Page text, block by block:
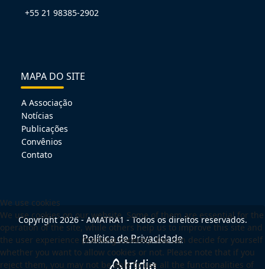
+55 21 98385-2902
MAPA DO SITE
A Associação
Notícias
Publicações
Convênios
Contato
Copyright 2026 - AMATRA1 - Todos os direitos reservados.
Política de Privacidade
We use cookies
We use cookies on our website. Some of them are essential for the
operation of the site, while others help us to improve this site and
the user experience (tracking cookies). You can decide for yourself
whether you want to allow cookies or not. Please note that if you
reject them, you may not be able to use all the functionalities of